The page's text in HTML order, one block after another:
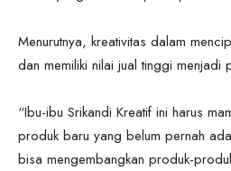
Menurutnya, kreativitas dalam
dan memiliki nilai jual tinggi menjadi
“Ibu-ibu Srikandi Kreatif ini harus
produk baru yang belum pernah
bisa mengembangkan produk-